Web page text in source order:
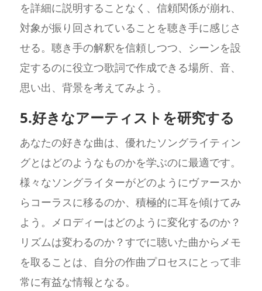
を詳細に説明することなく、信頼関係が崩れ、
対象が振り回されていることを聴き手に感じさ
せる。聴き手の解釈を信頼しつつ、シーンを設
定するのに役立つ歌詞で作成できる場所、音、
思い出、背景を考えてみよう。
5.好きなアーティストを研究する
あなたの好きな曲は、優れたソングライティン
グとはどのようなものかを学ぶのに最適です。
様々なソングライターがどのようにヴァースか
らコーラスに移るのか、積極的に耳を傾けてみ
よう。メロディーはどのように変化するのか？
リズムは変わるのか？すでに聴いた曲からメモ
を取ることは、自分の作曲プロセスにとって非
常に有益な情報となる。